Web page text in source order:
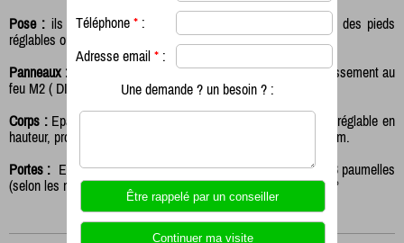
Pose : ils se posent sur socle béton sont déclinables avec des pieds
réglables ou encore se suspendent
Panneaux :
Stratifié massif, finition satinée lisse ayant un classement au
feu M2 ( DIN 16926)
Corps : Epaisseur 10mm, hauteur 1850 plus pieds de 100mm réglable en
hauteur, profondeur 500mm, largeur variable entre 300 et 500mm.
Portes : Epaisseur 10mm, les portes sont montées sur 2 ou 3 paumelles
(selon les modèles) INOX qualité marine avec ouverture à 180°
Le système de fermeture peut-être :
Téléphone * :
Adresse email * :
Une demande ? un besoin ? :